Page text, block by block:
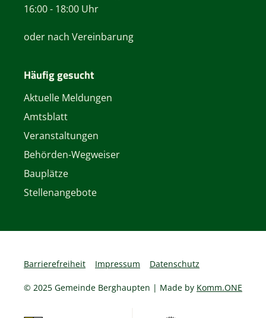
16:00 - 18:00 Uhr
oder nach Vereinbarung
Häufig gesucht
Aktuelle Meldungen
Amtsblatt
Veranstaltungen
Behörden-Wegweiser
Bauplätze
Stellenangebote
Barrierefreiheit Impressum Datenschutz
© 2025 Gemeinde Berghaupten | Made by Komm.ONE